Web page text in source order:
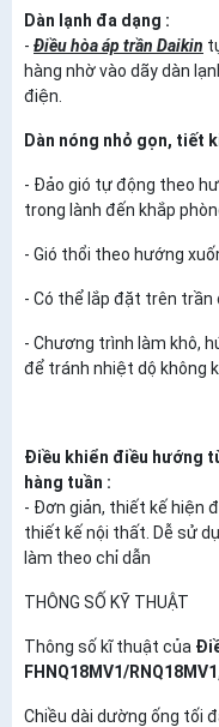
Dàn lạnh đa dạng :
- Điều hòa áp trần Daikin
hàng nhờ vào dãy dàn
điện.
Dàn nóng nhỏ gọn, tiết
- Đảo gió tự động theo
trong lành đến khắp
- Gió thổi theo hướng
- Có thể lắp đặt trên trần
- Chương trình làm khô,
để tránh nhiệt dộ không
Điều khiển điều hướng
hàng tuần :
- Đơn giản, thiết kế hiện
thiết kế nội thất. Dễ sử
làm theo chỉ dẫn
THÔNG SỐ KỸ THUẬT
Thông số kĩ thuật của
FHNQ18MV1/
Chiều dài dường ống tối